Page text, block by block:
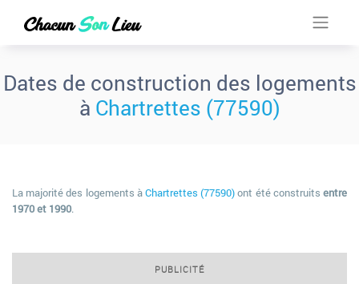
Dates de construction des logements
à Chartrettes (77590)
La majorité des logements àChartrettes (77590)ont été construitsentre
1970 et 1990.
PUBLICITÉ